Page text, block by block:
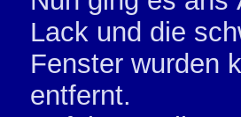
Lack und die
Fenster wurden
entfernt.